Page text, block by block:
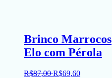
Brinco Marrocos
Elo com Pérola
R$87,00 R$69,60